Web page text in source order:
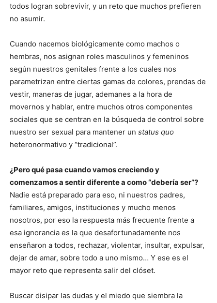
todos logran sobrevivir, y un reto que muchos prefieren
no asumir.
Cuando nacemos biológicamente como machos o
hembras, nos asignan roles masculinos y femeninos
según nuestros genitales frente a los cuales nos
parametrizan entre ciertas gamas de colores, prendas de
vestir, maneras de jugar, ademanes a la hora de
movernos y hablar, entre muchos otros componentes
sociales que se centran en la búsqueda de control sobre
nuestro ser sexual para mantener un status quo
heteronormativo y “tradicional”.
¿Pero qué pasa cuando vamos creciendo y
comenzamos a sentir diferente a como “debería ser”?
Nadie está preparado para eso, ni nuestros padres,
familiares, amigos, instituciones y mucho menos
nosotros, por eso la respuesta más frecuente frente a
esa ignorancia es la que desafortunadamente nos
enseñaron a todos, rechazar, violentar, insultar, expulsar,
dejar de amar, sobre todo a uno mismo… Y ese es el
mayor reto que representa salir del clóset.
Buscar disipar las dudas y el miedo que siembra la